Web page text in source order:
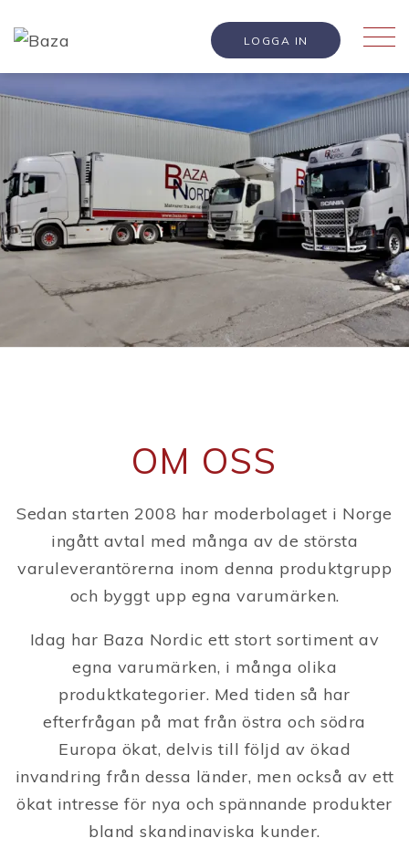
LOGGA IN
OM OSS
Sedan starten 2008 har moderbolaget i Norge
ingått avtal med många av de största
varuleverantörerna inom denna produktgrupp
och byggt upp egna varumärken.
Idag har Baza Nordic ett stort sortiment av
egna varumärken, i många olika
produktkategorier. Med tiden så har
efterfrågan på mat från östra och södra
Europa ökat, delvis till följd av ökad
invandring från dessa länder, men också av ett
ökat intresse för nya och spännande produkter
bland skandinaviska kunder.